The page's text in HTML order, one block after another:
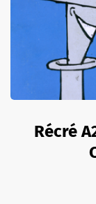
Récré